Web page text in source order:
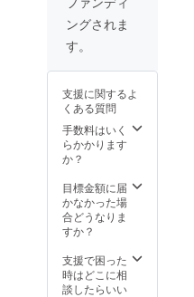
の手」
を持つ
がこだ
わりの
ヴィン
テージ
加工を
施し、
１本の
オリジ
ナル
加工
ジーン
ズを制
44(S)/4
6(M)/48
下さ
ジーン
ズ育
成・裾
上げ
げ・育
成マ
ニュア
コース
ター）
ングされま
す。
支援に関するよ
くある質問
手数料はいく
らかかります
か？
目標金額に届
かなかった場
合どうなりま
すか？
支援で困った
時はどこに相
談したらいい